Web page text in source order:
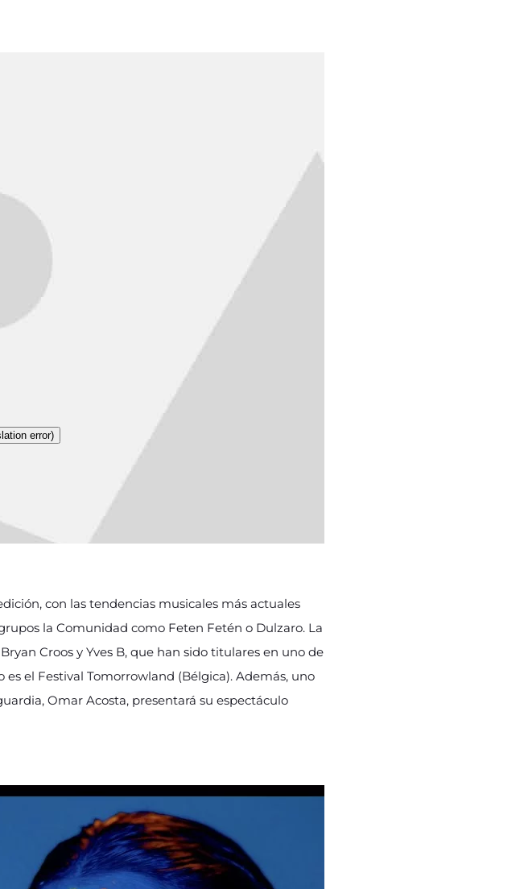
error)
con las tendencias musicales más actuales
la Comunidad como Feten Fetén o Dulzaro. La
Croos y Yves B, que han sido titulares en uno de
el Festival Tomorrowland (Bélgica). Además, uno
Omar Acosta, presentará su espectáculo